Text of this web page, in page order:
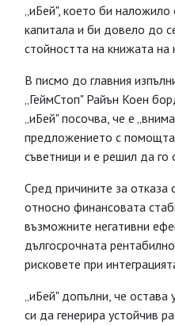
„иБей", което би
капитала и би довело до
стойността на книжата на
В писмо до главния
„ГеймСтоп" Райън Коен
„иБей" посочва, че е
предложението с помощта
съветници и е решил да го
Сред причините за отказа
относно финансовата
възможните негативни
дългосрочната
рисковете при
„иБей" допълни, че остава
си да генерира устойчив